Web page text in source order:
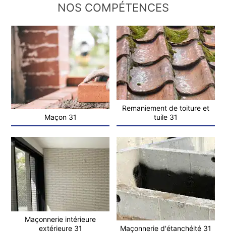
NOS COMPÉTENCES
Maçon 31
Remaniement de toiture et
tuile 31
Maçonnerie intérieure
extérieure 31
Maçonnerie d'étanchéité 31